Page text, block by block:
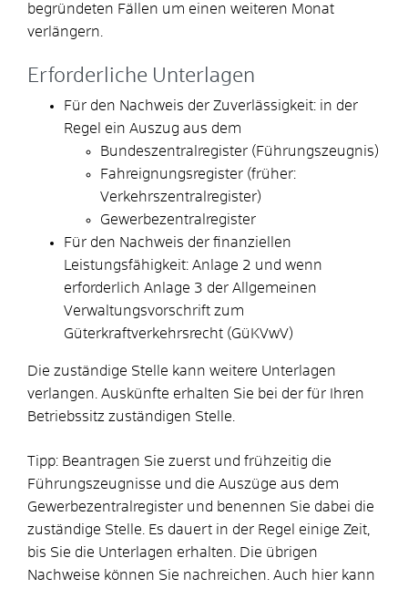
begründeten Fällen um einen weiteren Monat
verlängern.
Erforderliche Unterlagen
Für den Nachweis der Zuverlässigkeit: in der
Regel ein Auszug aus dem
Bundeszentralregister (Führungszeugnis)
Fahreignungsregister (früher:
Verkehrszentralregister)
Gewerbezentralregister
Für den Nachweis der finanziellen
Leistungsfähigkeit: Anlage 2 und wenn
erforderlich Anlage 3 der Allgemeinen
Verwaltungsvorschrift zum
Güterkraftverkehrsrecht (GüKVwV)
Die zuständige Stelle kann weitere Unterlagen
verlangen. Auskünfte erhalten Sie bei der für Ihren
Betriebssitz zuständigen Stelle.
Tipp: Beantragen Sie zuerst und frühzeitig die
Führungszeugnisse und die Auszüge aus dem
Gewerbezentralregister und benennen Sie dabei die
zuständige Stelle. Es dauert in der Regel einige Zeit,
bis Sie die Unterlagen erhalten. Die übrigen
Nachweise können Sie nachreichen. Auch hier kann